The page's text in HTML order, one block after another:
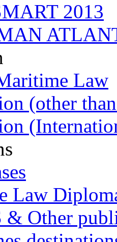
2013
Law
(other
Law
& Other